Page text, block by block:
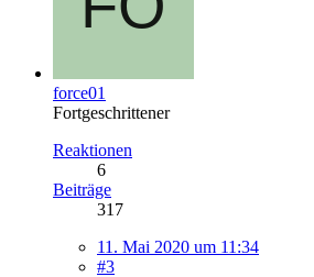
force01
Fortgeschrittener
Reaktionen
6
Beiträge
317
11. Mai 2020 um 11:34
#3